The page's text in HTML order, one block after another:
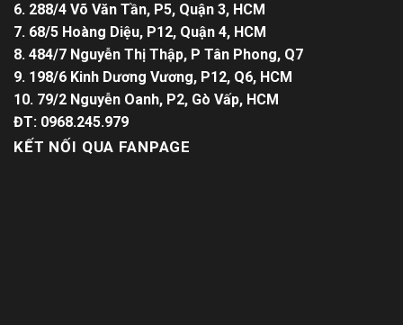
6. 288/4 Võ Văn Tần, P5, Quận 3, HCM
7. 68/5 Hoàng Diệu, P12, Quận 4, HCM
8. 484/7 Nguyễn Thị Thập, P Tân Phong, Q7
9. 198/6 Kinh Dương Vương, P12, Q6, HCM
10. 79/2 Nguyễn Oanh, P2, Gò Vấp, HCM
ĐT: 0968.245.979
KẾT NỐI QUA FANPAGE